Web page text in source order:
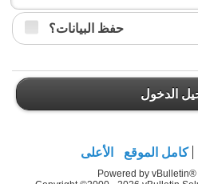
حفظ البيانات؟
الدخول
كامل الموقع الأعلى
Powered by vBulletin®